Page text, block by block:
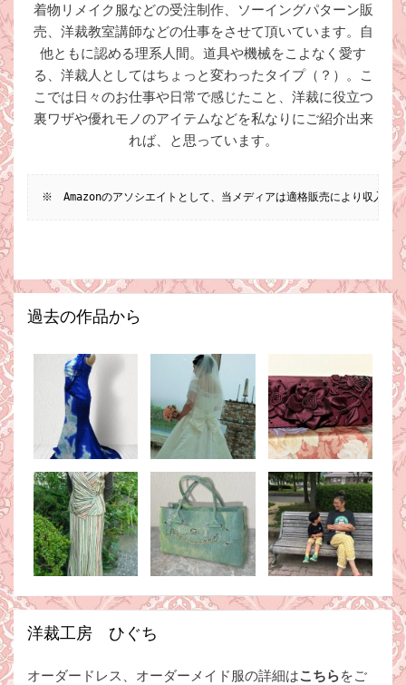
着物リメイク服などの受注制作、ソーイングパターン販
売、洋裁教室講師などの仕事をさせて頂いています。自
他ともに認める理系人間。道具や機械をこよなく愛す
る、洋裁人としてはちょっと変わったタイプ（？）。こ
こでは日々のお仕事や日常で感じたこと、洋裁に役立つ
裏ワザや優れモノのアイテムなどを私なりにご紹介出来
れば、と思っています。
※　Amazonのアソシエイトとして、当メディアは適格販売により収入を
過去の作品から
洋裁工房 ひぐち
オーダードレス、オーダーメイド服の詳細はこちらをご